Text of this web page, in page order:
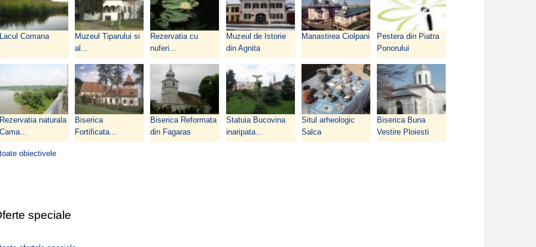
Lacul Comana
Muzeul Tiparului si
al...
Rezervatia cu
nuferi...
Muzeul de Istorie
din Agnita
Manastirea Ciolpani
Pestera din Piatra
Ponorului
Rezervatia naturala
Cama...
Biserica
Fortificata...
Biserica Reformata
din Fagaras
Statuia Bucovina
inaripata...
Situl arheologic
Salca
Biserica Buna
Vestire Ploiesti
toate obiectivele
speciale